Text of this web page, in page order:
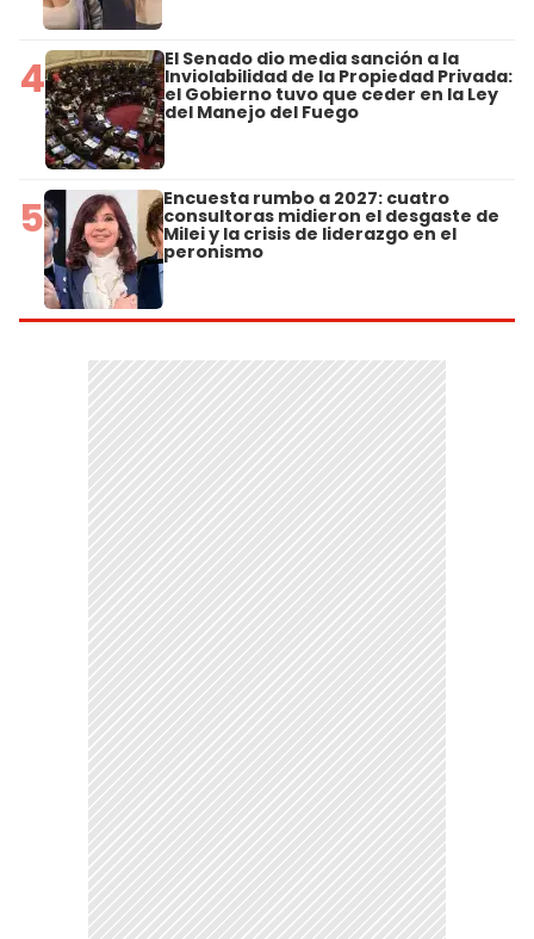
4 El Senado dio media sanción a la
Inviolabilidad de la Propiedad Privada:
el Gobierno tuvo que ceder en la Ley
del Manejo del Fuego
5 Encuesta rumbo a 2027: cuatro
consultoras midieron el desgaste de
Milei y la crisis de liderazgo en el
peronismo